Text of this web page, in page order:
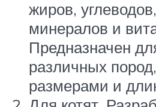
жиров,
минералов и
Предназначен
различных
размерами и